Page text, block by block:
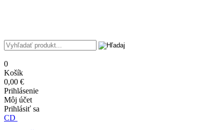
0
Košík
0,00 €
Prihlásenie
Môj účet
Prihlásiť sa
CD